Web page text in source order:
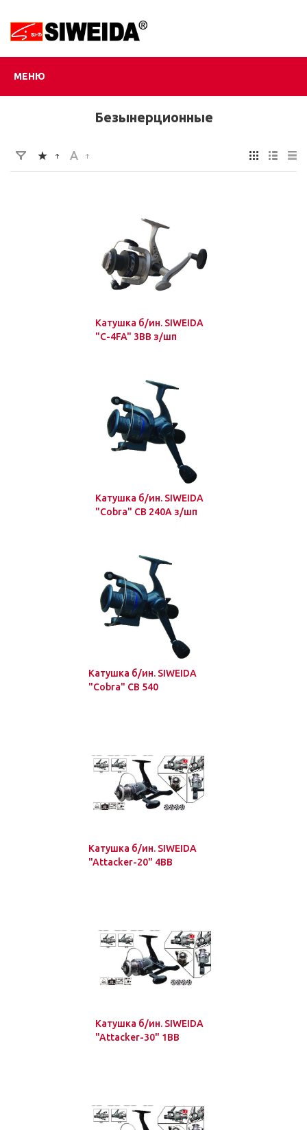
МЕНЮ
Безынерционные
Катушка б/ин. SIWEIDA
"C-4FA" 3BB з/шп
Катушка б/ин. SIWEIDA
"Cobra" CB 240А з/шп
Катушка б/ин. SIWEIDA
"Cobra" CB 540
Катушка б/ин. SIWEIDA
"Attacker-20" 4BB
Катушка б/ин. SIWEIDA
"Attacker-30" 1BB